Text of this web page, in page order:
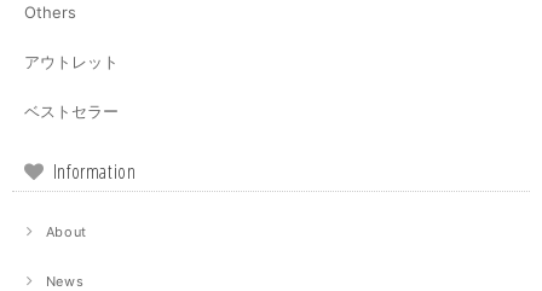
Others
アウトレット
ベストセラー
Information
About
News